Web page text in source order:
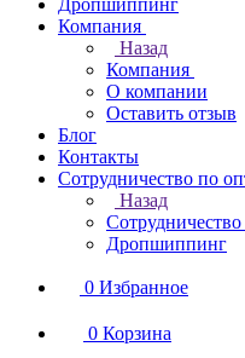
Дропшиппинг
Компания
Назад
Компания
О компании
Оставить отзыв
Блог
Контакты
Сотрудничество по
Назад
Дропшиппинг
0 Избранное
0 Корзина